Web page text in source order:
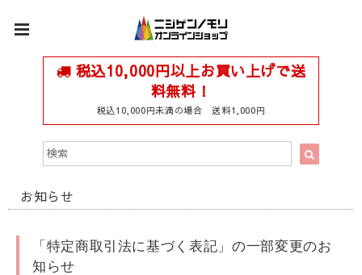
税込10,000円以上お買い上げで送
料無料！
税込10,000円未満の場合 送料1,000円
お知らせ
「特定商取引法に基づく表記」の一部変更のお
知らせ